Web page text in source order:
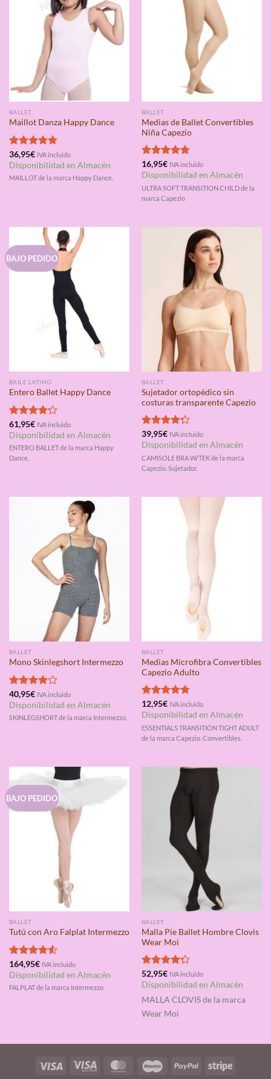
BALLET
Maillot Danza Happy Dance
Valorado
con4.75
de 5
36,95€ IVA incluido
Disponibilidad en Almacén
MAILLOT de la marca Happy Dance.
BALLET
Medias de Ballet Convertibles
Niña Capezio
Valorado
con4.75
16,95€ IVA incluido
Disponibilidad en Almacén
ULTRA SOFT TRANSITION CHILD de la
marca Capezio
BAJO PEDIDO
BAILE LATINO
Entero Ballet Happy Dance
Valorado
con4.20
de 5
61,95€ IVA incluido
Disponibilidad en Almacén
ENTERO BALLET de la marca Happy
Dance.
BALLET
Sujetador ortopédico sin
costuras transparente Capezio
Valorado
con4.25
39,95€ IVA incluido
Disponibilidad en Almacén
CAMISOLE BRA W/TEK de la marca
Capezio. Sujetador.
BALLET
Mono Skinlegshort Intermezzo
Valorado
con4.00
de 5
40,95€ IVA incluido
Disponibilidad en Almacén
SKINLEGSHORT de la marca Intermezzo.
BALLET
Medias Microfibra Convertibles
Capezio Adulto
Valorado
con4.75
12,95€ IVA incluido
Disponibilidad en Almacén
ESSENTIALS TRANSITION TIGHT ADULT
de la marca Capezio. Convertibles.
BAJO PEDIDO
BALLET
Tutú con Aro Falplat Intermezzo
Valorado
con4.50
de 5
164,95€ IVA incluido
Disponibilidad en Almacén
FALPLAT de la marca Intermezzo.
BALLET
Malla Pie Ballet Hombre Clovis
Wear Moi
Valorado
con4.25
52,95€ IVA incluido
Disponibilidad en Almacén
MALLA CLOVISde la marca
Wear Moi